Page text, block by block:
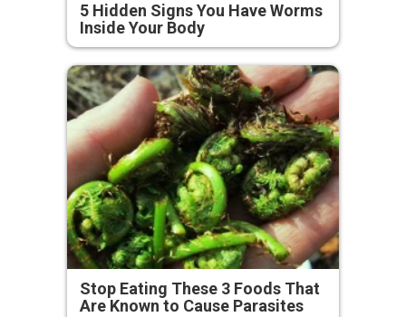
5 Hidden Signs You Have Worms
Inside Your Body
Stop Eating These 3 Foods That
Are Known to Cause Parasites